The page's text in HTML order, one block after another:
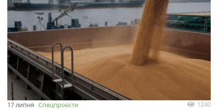
17 липня Спецпроєкти 1240